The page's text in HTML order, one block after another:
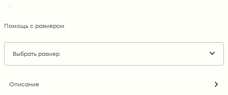
Помощь с размером
Выбрать размер
Описание